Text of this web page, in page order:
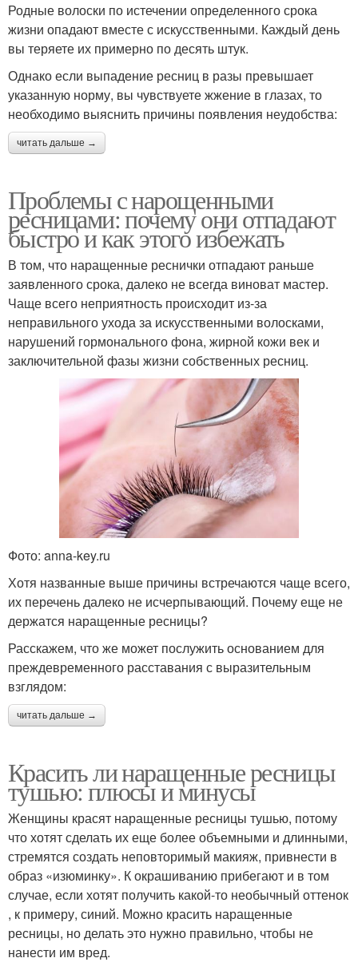
Родные волоски по истечении определенного срока
жизни опадают вместе с искусственными. Каждый день
вы теряете их примерно по десять штук.
Однако если выпадение ресниц в разы превышает
указанную норму, вы чувствуете жжение в глазах, то
необходимо выяснить причины появления неудобства:
читать дальше →
Проблемы с нарощенными
ресницами: почему они отпадают
быстро и как этого избежать
В том, что наращенные реснички отпадают раньше
заявленного срока, далеко не всегда виноват мастер.
Чаще всего неприятность происходит из-за
неправильного ухода за искусственными волосками,
нарушений гормонального фона, жирной кожи век и
заключительной фазы жизни собственных ресниц.
Фото: anna-key.ru
Хотя названные выше причины встречаются чаще всего,
их перечень далеко не исчерпывающий. Почему еще не
держатся наращенные ресницы?
Расскажем, что же может послужить основанием для
преждевременного расставания с выразительным
взглядом:
читать дальше →
Красить ли наращенные ресницы
тушью: плюсы и минусы
Женщины красят наращенные ресницы тушью, потому
что хотят сделать их еще более объемными и длинными,
стремятся создать неповторимый макияж, привнести в
образ «изюминку». К окрашиванию прибегают и в том
случае, если хотят получить какой-то необычный оттенок
, к примеру, синий. Можно красить наращенные
ресницы, но делать это нужно правильно, чтобы не
нанести им вред.